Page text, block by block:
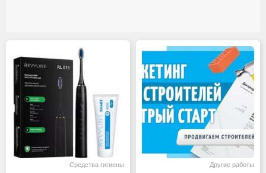
Средства гигиены Другие работы